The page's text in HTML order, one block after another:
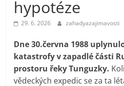
hypotéze
29. 6. 2026 zahadyazajimavosti
Dne 30.června 1988
katastrofy v zapadlé části
prostoru řeky Tunguzky.
vědeckých expedic se za ta